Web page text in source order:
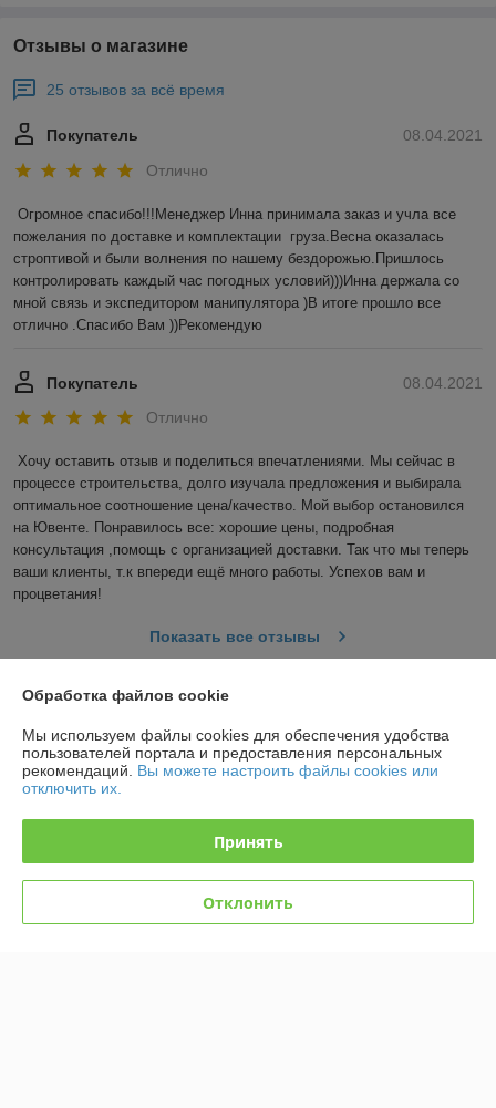
Отзывы о магазине
25 отзывов за всё время
08.04.2021
Покупатель
Отлично
Огромное спасибо!!!Менеджер Инна принимала заказ и учла все
пожелания по доставке и комплектации  груза.Весна оказалась
строптивой и были волнения по нашему бездорожью.Пришлось
контролировать каждый час погодных условий)))Инна держала со
мной связь и экспедитором манипулятора )В итоге прошло все
отлично .Спасибо Вам ))Рекомендую
08.04.2021
Покупатель
Отлично
Хочу оставить отзыв и поделиться впечатлениями. Мы сейчас в
процессе строительства, долго изучала предложения и выбирала
оптимальное соотношение цена/качество. Мой выбор остановился
на Ювенте. Понравилось все: хорошие цены, подробная
консультация ,помощь с организацией доставки. Так что мы теперь
ваши клиенты, т.к впереди ещё много работы. Успехов вам и
процветания!
Показать все отзывы
Контакты
Доставка и оплата
График работы
Полная версия сайта
Обработка файлов cookie
Мы используем файлы cookies для обеспечения удобства
пользователей портала и предоставления персональных
рекомендаций. Вы можете настроить файлы cookies или
отключить их.
Принять
Отклонить